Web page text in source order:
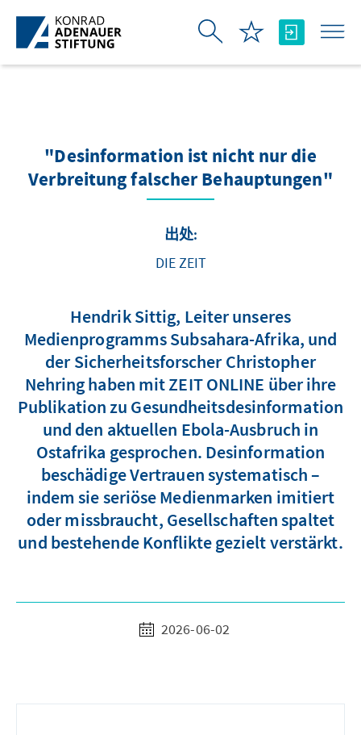
跳转到主内容
"Desinformation ist nicht nur die
Verbreitung falscher Behauptungen"
出处:
DIE ZEIT
Hendrik Sittig, Leiter unseres
Medienprogramms Subsahara-Afrika, und
der Sicherheitsforscher Christopher
Nehring haben mit ZEIT ONLINE über ihre
Publikation zu Gesundheitsdesinformation
und den aktuellen Ebola-Ausbruch in
Ostafrika gesprochen. Desinformation
beschädige Vertrauen systematisch –
indem sie seriöse Medienmarken imitiert
oder missbraucht, Gesellschaften spaltet
und bestehende Konflikte gezielt verstärkt.
2026-06-02